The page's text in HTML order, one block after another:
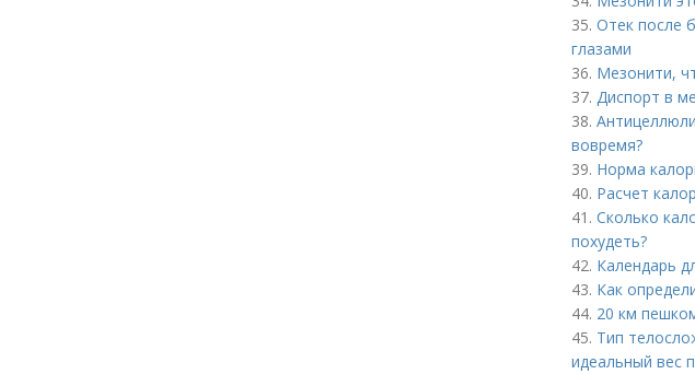
35. Отек после
глазами
36. Мезонити,
37. Диспорт в
38.
вовремя?
39. Норма
40. Расчет
41. Сколько
похудеть?
42. Календарь
43. Как
44. 20 км
45. Тип
идеальный вес